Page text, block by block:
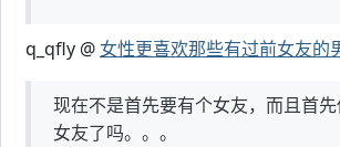
q_qfly @ 女性更喜欢那些有过前女友的
现在不是首先要有个女友，而且首
女友了吗。。。